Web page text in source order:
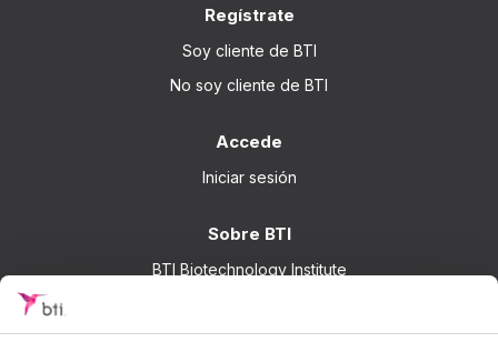
Regístrate
Soy cliente de BTI
No soy cliente de BTI
Accede
Iniciar sesión
Sobre BTI
BTI Biotechnology Institute
Investigación